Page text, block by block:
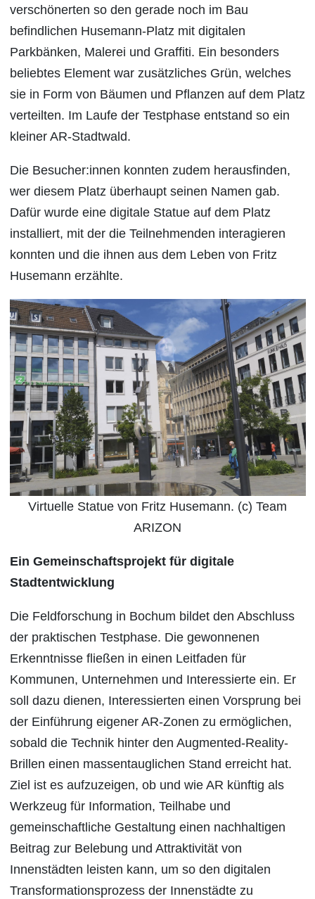
verschönerten so den gerade noch im Bau
befindlichen Husemann-Platz mit digitalen
Parkbänken, Malerei und Graffiti. Ein besonders
beliebtes Element war zusätzliches Grün, welches
sie in Form von Bäumen und Pflanzen auf dem Platz
verteilten. Im Laufe der Testphase entstand so ein
kleiner AR-Stadtwald.
Die Besucher:innen konnten zudem herausfinden,
wer diesem Platz überhaupt seinen Namen gab.
Dafür wurde eine digitale Statue auf dem Platz
installiert, mit der die Teilnehmenden interagieren
konnten und die ihnen aus dem Leben von Fritz
Husemann erzählte.
Virtuelle Statue von Fritz Husemann. (c) Team
ARIZON
Ein Gemeinschaftsprojekt für digitale
Stadtentwicklung
Die Feldforschung in Bochum bildet den Abschluss
der praktischen Testphase. Die gewonnenen
Erkenntnisse fließen in einen Leitfaden für
Kommunen, Unternehmen und Interessierte ein. Er
soll dazu dienen, Interessierten einen Vorsprung bei
der Einführung eigener AR-Zonen zu ermöglichen,
sobald die Technik hinter den Augmented-Reality-
Brillen einen massentauglichen Stand erreicht hat.
Ziel ist es aufzuzeigen, ob und wie AR künftig als
Werkzeug für Information, Teilhabe und
gemeinschaftliche Gestaltung einen nachhaltigen
Beitrag zur Belebung und Attraktivität von
Innenstädten leisten kann, um so den digitalen
Transformationsprozess der Innenstädte zu